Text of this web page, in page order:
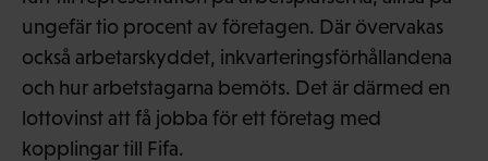
ungefär tio procent av företagen. Där övervakas
också arbetarskyddet, inkvarteringsförhållandena
och hur arbetstagarna bemöts. Det är därmed en
lottovinst att få jobba för ett företag med
kopplingar till Fifa.